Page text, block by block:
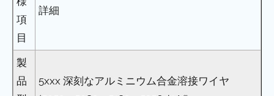
項
目
詳細
製
品
5xxx 深刻なアルミニウム合金溶接ワイヤ